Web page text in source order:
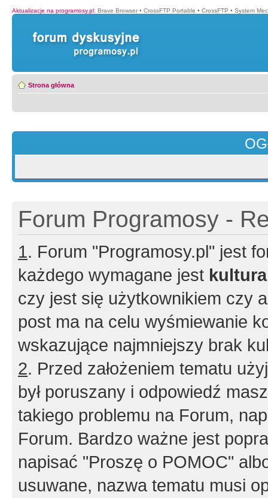
Aktualizacje na programosy.pl: Brave Browser • CrossFTP Portable • CrossFTP • System
Strona główna
Forum Programosy -
1. Forum "Programosy.pl" jest
każdego wymagane jest
czy jest się użytkownikiem czy
post ma na celu wyśmiewanie
wskazujące najmniejszy brak
2. Przed założeniem tematu
był poruszany i odpowiedź
takiego problemu na Forum,
Forum. Bardzo ważne jest
napisać "Proszę o POMOC"
usuwane, nazwa tematu musi